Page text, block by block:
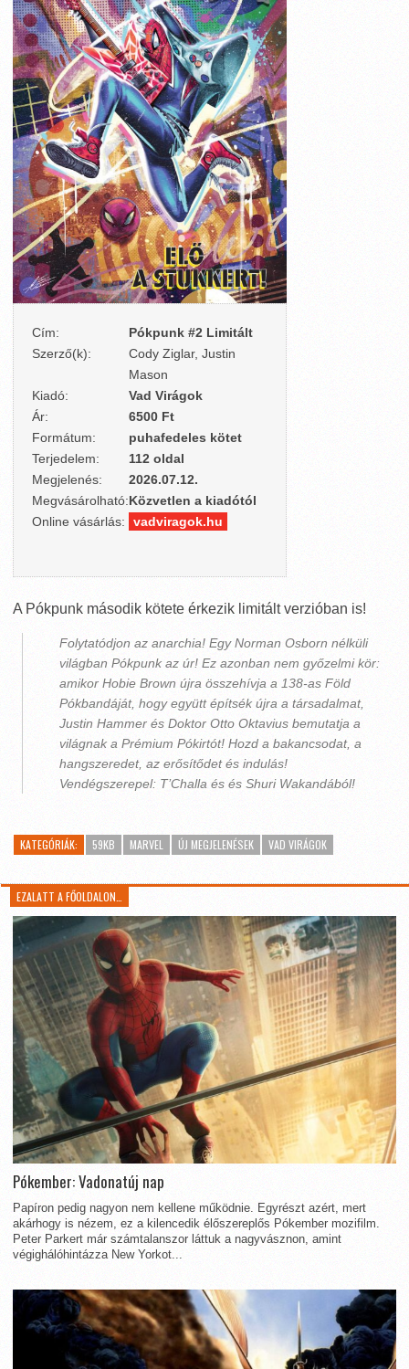
Cím:
Pókpunk #2 Limitált
Szerző(k):
Cody Ziglar, Justin
Mason
Kiadó:
Vad Virágok
Ár:
6500 Ft
Formátum:
puhafedeles kötet
Terjedelem:
112 oldal
Megjelenés:
2026.07.12.
Megvásárolható:Közvetlen a kiadótól
Online vásárlás:
vadviragok.hu
A Pókpunk második kötete érkezik limitált verzióban is!
Folytatódjon az anarchia! Egy Norman Osborn nélküli
világban Pókpunk az úr! Ez azonban nem győzelmi kör:
amikor Hobie Brown újra összehívja a 138-as Föld
Pókbandáját, hogy együtt építsék újra a társadalmat,
Justin Hammer és Doktor Otto Oktavius bemutatja a
világnak a Prémium Pókirtót! Hozd a bakancsodat, a
hangszeredet, az erősítődet és indulás!
Vendégszerepel: T’Challa és és Shuri Wakandából!
KATEGÓRIÁK: 59KB MARVEL ÚJ MEGJELENÉSEK VAD VIRÁGOK
EZALATT A FŐOLDALON…
Pókember: Vadonatúj nap
Papíron pedig nagyon nem kellene működnie. Egyrészt azért, mert
akárhogy is nézem, ez a kilencedik élőszereplős Pókember mozifilm.
Peter Parkert már számtalanszor láttuk a nagyvásznon, amint
végighálóhintázza New Yorkot...